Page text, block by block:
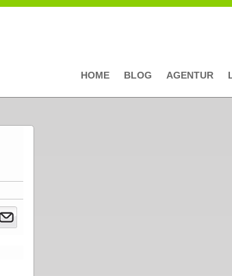
HOME BLOG AGENTUR